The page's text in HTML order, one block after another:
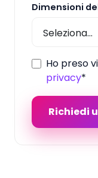
Dimensioni
Ho preso
privacy*
Richiedi